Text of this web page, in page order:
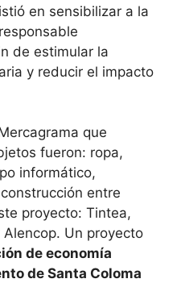
en sensibilizar a la
de estimular la
y reducir el impacto
que
fueron: ropa,
informático,
entre
proyecto: Tintea,
Un proyecto
de economía
de Santa Coloma